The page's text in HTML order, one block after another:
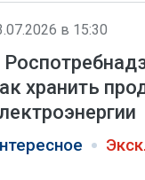
в 15:30
хранить